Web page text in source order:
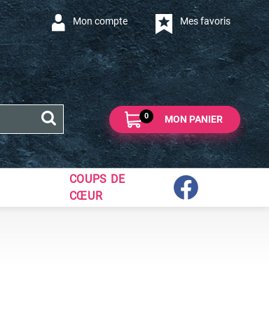
Mes favoris
Mon compte
MON PANIER
0
COUPS DE
CŒUR